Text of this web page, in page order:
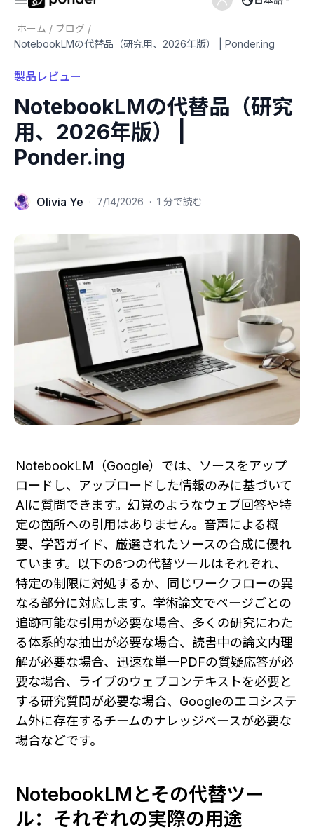
ホーム / ブログ /
NotebookLMの代替品（研究用、2026年版） | Ponder.ing
製品レビュー
NotebookLMの代替品（研究
用、2026年版） |
Ponder.ing
Olivia Ye · 7/14/2026 · 1 分で読む
NotebookLM（Google）では、ソースをアップ
ロードし、アップロードした情報のみに基づいて
AIに質問できます。幻覚のようなウェブ回答や特
定の箇所への引用はありません。音声による概
要、学習ガイド、厳選されたソースの合成に優れ
ています。以下の6つの代替ツールはそれぞれ、
特定の制限に対処するか、同じワークフローの異
なる部分に対応します。学術論文でページごとの
追跡可能な引用が必要な場合、多くの研究にわた
る体系的な抽出が必要な場合、読書中の論文内理
解が必要な場合、迅速な単一PDFの質疑応答が必
要な場合、ライブのウェブコンテキストを必要と
する研究質問が必要な場合、Googleのエコシステ
ム外に存在するチームのナレッジベースが必要な
場合などです。
NotebookLMとその代替ツー
ル：それぞれの実際の用途